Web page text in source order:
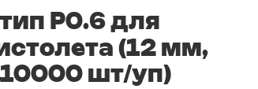
P0.6 для
(12 мм,
шт/уп)